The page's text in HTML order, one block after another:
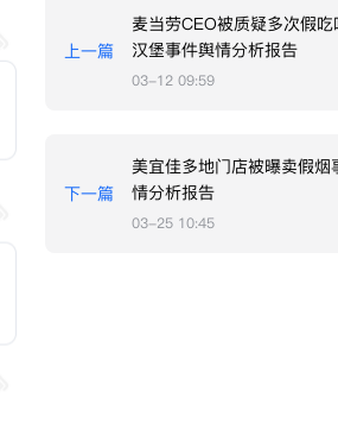
上一篇
麦当劳CEO被质疑多次假吃
汉堡事件舆情分析报告
03-12 09:59
下一篇
美宜佳多地门店被曝卖假烟
情分析报告
03-25 10:45